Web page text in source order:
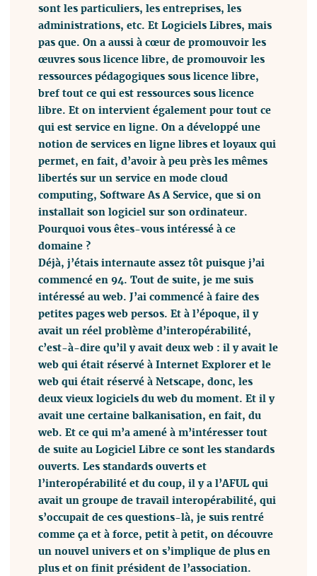
sont les particuliers, les entreprises, les
administrations, etc. Et Logiciels Libres, mais
pas que. On a aussi à cœur de promouvoir les
œuvres sous licence libre, de promouvoir les
ressources pédagogiques sous licence libre,
bref tout ce qui est ressources sous licence
libre. Et on intervient également pour tout ce
qui est service en ligne. On a développé une
notion de services en ligne libres et loyaux qui
permet, en fait, d’avoir à peu près les mêmes
libertés sur un service en mode cloud
computing, Software As A Service, que si on
installait son logiciel sur son ordinateur.
Pourquoi vous êtes-vous intéressé à ce
domaine ?
Déjà, j’étais internaute assez tôt puisque j’ai
commencé en 94. Tout de suite, je me suis
intéressé au web. J’ai commencé à faire des
petites pages web persos. Et à l’époque, il y
avait un réel problème d’interopérabilité,
c’est-à-dire qu’il y avait deux web : il y avait le
web qui était réservé à Internet Explorer et le
web qui était réservé à Netscape, donc, les
deux vieux logiciels du web du moment. Et il y
avait une certaine balkanisation, en fait, du
web. Et ce qui m’a amené à m’intéresser tout
de suite au Logiciel Libre ce sont les standards
ouverts. Les standards ouverts et
l’interopérabilité et du coup, il y a l’AFUL qui
avait un groupe de travail interopérabilité, qui
s’occupait de ces questions-là, je suis rentré
comme ça et à force, petit à petit, on découvre
un nouvel univers et on s’implique de plus en
plus et on finit président de l’association.